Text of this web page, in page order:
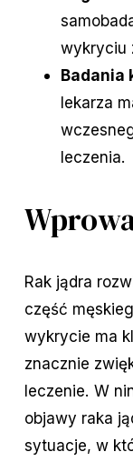
wykryciu
Badania
lekarza
leczenia.
Rak jądra
część
wykrycie ma
znacznie
leczenie. W
objawy raka
sytuacje, w